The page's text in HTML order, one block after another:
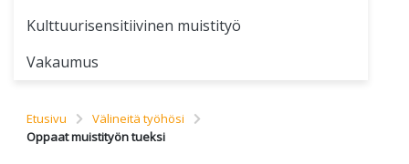
Kulttuurisensitiivinen muistityö
Vakaumus
Etusivu
Välineitä työhösi
Oppaat muistityön tueksi